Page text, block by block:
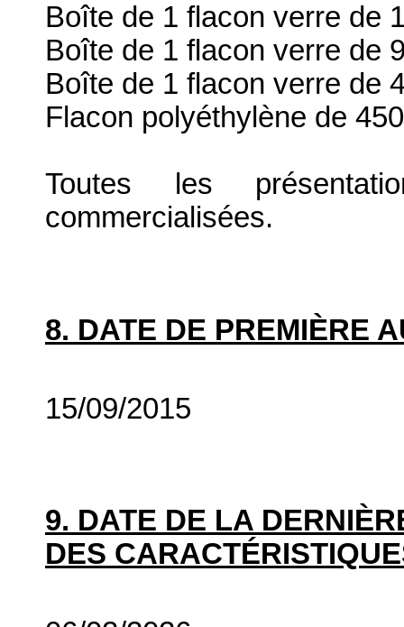
Boîte de 1 flacon verre de
Boîte de 1 flacon verre de
Boîte de 1 flacon verre de
Flacon polyéthylène de
Toutes les
commercialisées.
8. DATE DE PREMIÈRE
15/09/2015
9. DATE DE LA
DES